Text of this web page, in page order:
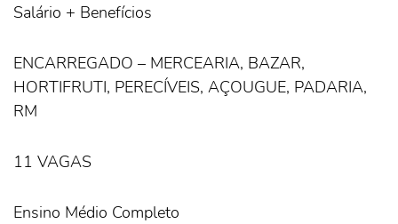
Salário + Benefícios
ENCARREGADO – MERCEARIA, BAZAR,
HORTIFRUTI, PERECÍVEIS, AÇOUGUE, PADARIA,
RM
11 VAGAS
Ensino Médio Completo